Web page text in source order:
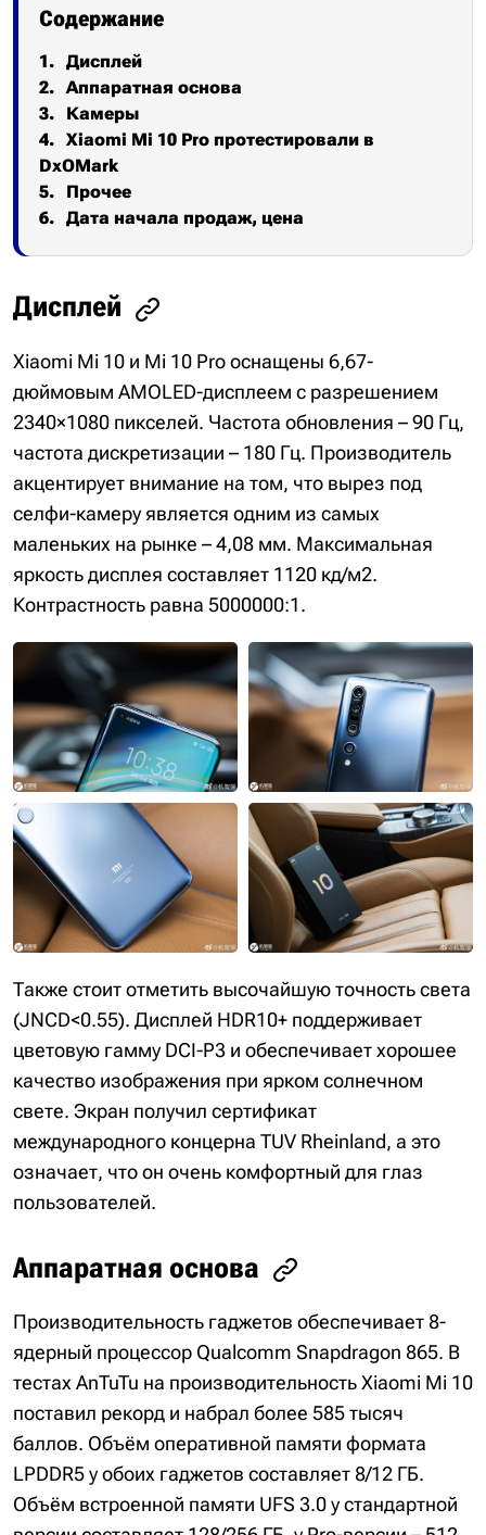
Содержание
Дисплей
Аппаратная основа
Камеры
Xiaomi Mi 10 Pro протестировали в
DxOMark
Прочее
Дата начала продаж, цена
Дисплей
Xiaomi Mi 10 и Mi 10 Pro оснащены 6,67-
дюймовым AMOLED-дисплеем с разрешением
2340×1080 пикселей. Частота обновления – 90 Гц,
частота дискретизации – 180 Гц. Производитель
акцентирует внимание на том, что вырез под
селфи-камеру является одним из самых
маленьких на рынке – 4,08 мм. Максимальная
яркость дисплея составляет 1120 кд/м2.
Контрастность равна 5000000:1.
Также стоит отметить высочайшую точность света
(JNCD<0.55). Дисплей HDR10+ поддерживает
цветовую гамму DCI-P3 и обеспечивает хорошее
качество изображения при ярком солнечном
свете. Экран получил сертификат
международного концерна TUV Rheinland, а это
означает, что он очень комфортный для глаз
пользователей.
Аппаратная основа
Производительность гаджетов обеспечивает 8-
ядерный процессор Qualcomm Snapdragon 865. В
тестах AnTuTu на производительность Xiaomi Mi 10
поставил рекорд и набрал более 585 тысяч
баллов. Объём оперативной памяти формата
LPDDR5 у обоих гаджетов составляет 8/12 ГБ.
Объём встроенной памяти UFS 3.0 у стандартной